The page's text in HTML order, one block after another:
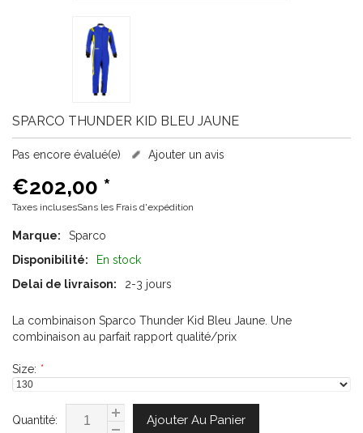
SPARCO THUNDER KID BLEU JAUNE
Pas encore évalué(e) Ajouter un avis
€202,00 *
Taxes inclusesSans les Frais d'expédition
Marque:
Sparco
Disponibilité:
En stock
Delai de livraison:
2-3 jours
La combinaison Sparco Thunder Kid Bleu Jaune. Une
combinaison au parfait rapport qualité/prix
Size: *
Quantité: Ajouter Au Panier